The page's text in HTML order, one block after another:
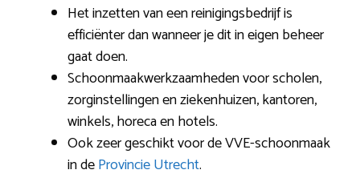
Het inzetten van een reinigingsbedrijf is
efficiënter dan wanneer je dit in eigen beheer
gaat doen.
Schoonmaakwerkzaamheden voor scholen,
zorginstellingen en ziekenhuizen, kantoren,
winkels, horeca en hotels.
Ook zeer geschikt voor de VVE-schoonmaak
in deProvincie Utrecht.